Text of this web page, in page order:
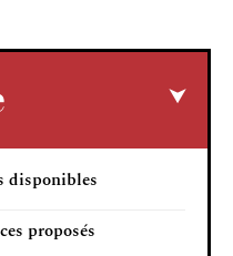
disponibles
proposés